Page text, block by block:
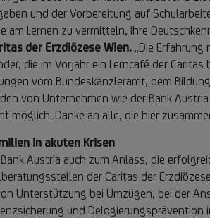
und der Vorbereitung auf
am Lernen zu vermitteln, ihre
der Erzdiözese Wien.„Die Erfahrung
die im Vorjahr ein Lerncafé der
vom Bundeskanzleramt, dem
von Unternehmen wie der Bank
möglich. Danke an alle, die hier
in akuten Krisen
Austria auch zum Anlass, die
der Caritas der
Unterstützung bei Umzügen, bei der
und